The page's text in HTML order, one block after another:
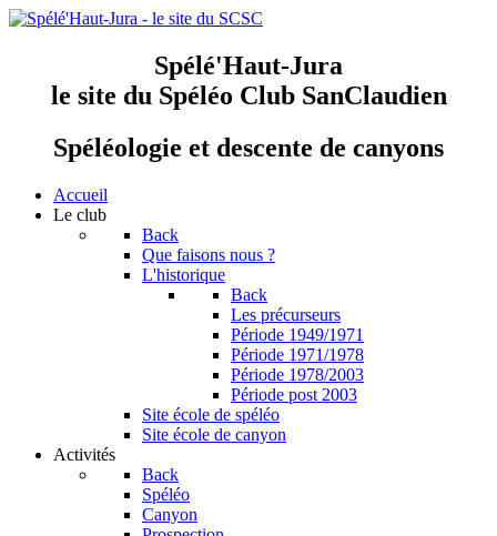
Spélé'Haut-Jura
le site du Spéléo Club SanClaudien
Spéléologie et descente de canyons
Accueil
Le club
Back
Que faisons nous ?
L'historique
Back
Les précurseurs
Période 1949/1971
Période 1971/1978
Période 1978/2003
Période post 2003
Site école de spéléo
Site école de canyon
Activités
Back
Spéléo
Canyon